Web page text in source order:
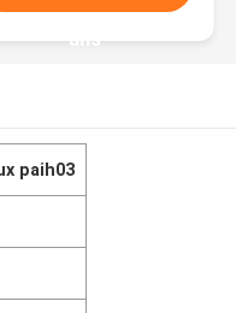
uns
paih03